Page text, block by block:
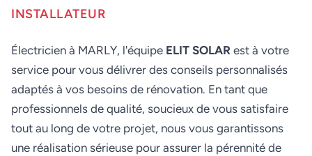
INSTALLATEUR
Électricien à MARLY, l'équipe ELIT SOLAR est à votre
service pour vous délivrer des conseils personnalisés
adaptés à vos besoins de rénovation. En tant que
professionnels de qualité, soucieux de vous satisfaire
tout au long de votre projet, nous vous garantissons
une réalisation sérieuse pour assurer la pérennité de